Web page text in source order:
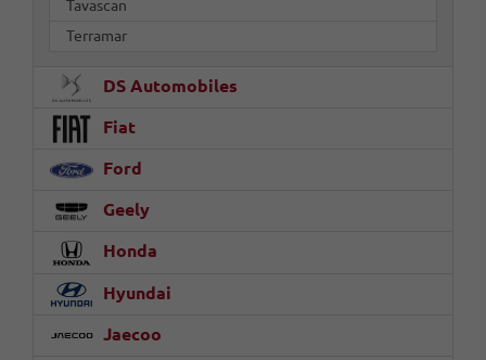
Tavascan
Terramar
DS Automobiles
Fiat
Ford
Geely
Honda
Hyundai
Jaecoo